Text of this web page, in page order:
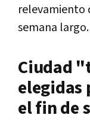
relevamiento
semana largo.
Ciudad
elegidas
el fin de